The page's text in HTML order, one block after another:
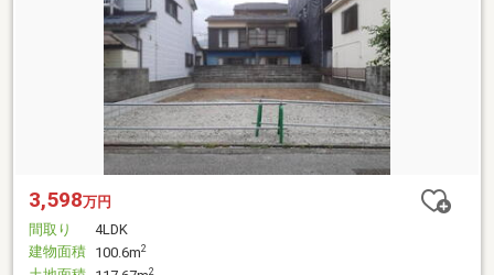
3,598万円
間取り
4LDK
建物面積 100.6m2
2